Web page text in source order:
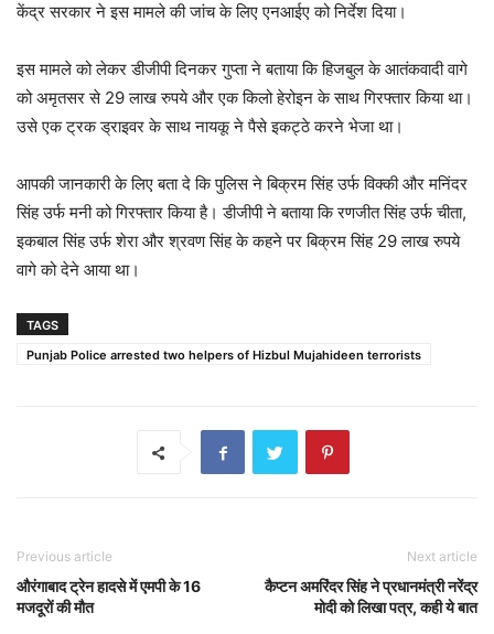
केंद्र सरकार ने इस मामले की जांच के लिए एनआईए को निर्देश दिया।
इस मामले को लेकर डीजीपी दिनकर गुप्ता ने बताया कि हिजबुल के आतंकवादी वागे
को अमृतसर से 29 लाख रुपये और एक किलो हेरोइन के साथ गिरफ्तार किया था।
उसे एक ट्रक ड्राइवर के साथ नायकू ने पैसे इकट्ठे करने भेजा था।
आपकी जानकारी के लिए बता दे कि पुलिस ने बिक्रम सिंह उर्फ विक्की और मनिंदर
सिंह उर्फ मनी को गिरफ्तार किया है। डीजीपी ने बताया कि रणजीत सिंह उर्फ चीता,
इकबाल सिंह उर्फ शेरा और श्रवण सिंह के कहने पर बिक्रम सिंह 29 लाख रुपये
वागे को देने आया था।
TAGS
Punjab Police arrested two helpers of Hizbul Mujahideen terrorists
Previous article
औरंगाबाद ट्रेन हादसे में एमपी के 16
मजदूरों की मौत
Next article
कैप्टन अमरिंदर सिंह ने प्रधानमंत्री नरेंद्र
मोदी को लिखा पत्र, कही ये बात